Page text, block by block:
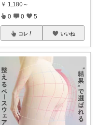
￥ 1,180～
0 0 5
コレ いいね